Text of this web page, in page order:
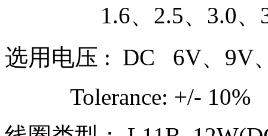
1.6、2.5、3.0、3.5
选用电压 : DC 6V、9V
Tolerance: +/- 10%